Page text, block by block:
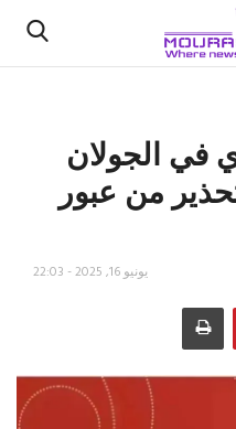
في الجولان
من عبور
يونيو 16, 2025 - 22:03